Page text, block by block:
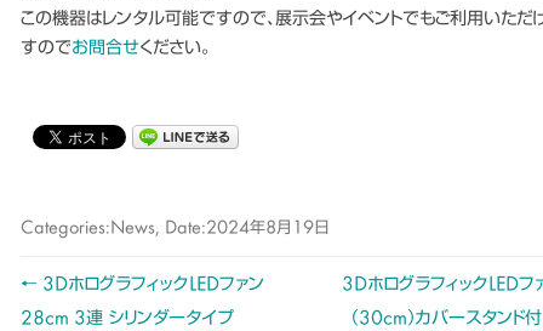
この機器はレンタル可能ですので、展示会やイベントでもご利用いただ
すのでお問合せください。
Categories: News, Date:2024年8月19日
← 3DホログラフィックLEDファン
28cm 3連 シリンダータイプ
3DホログラフィックLEDフ
（30cm）カバースタンド